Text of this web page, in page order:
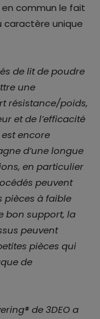
commun le fait
caractère unique
de lit de poudre
une
résistance/poids,
et de l’efficacité
encore
d’une longue
en particulier
peuvent
pièces à faible
bon support, la
peuvent
pièces qui
de
de 3DEO a